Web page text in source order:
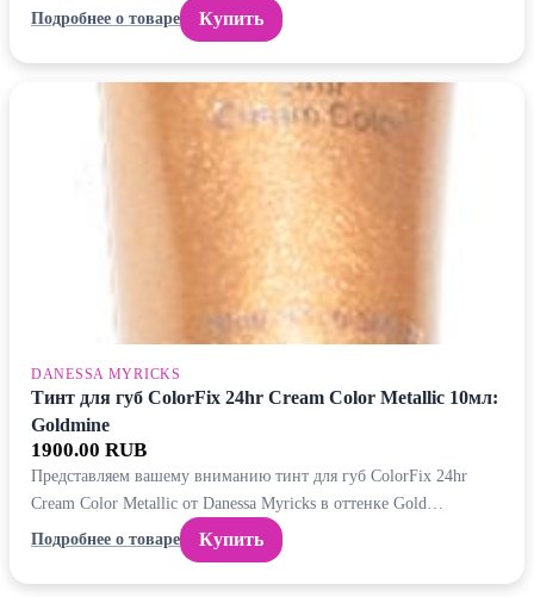
Подробнее о товаре
Купить
DANESSA MYRICKS
Тинт для губ ColorFix 24hr Cream Color Metallic 10мл:
Goldmine
1900.00 RUB
Представляем вашему вниманию тинт для губ ColorFix 24hr
Cream Color Metallic от Danessa Myricks в оттенке Gold…
Подробнее о товаре
Купить